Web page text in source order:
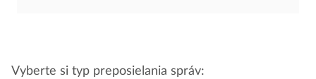
Vyberte si typ preposielania správ: